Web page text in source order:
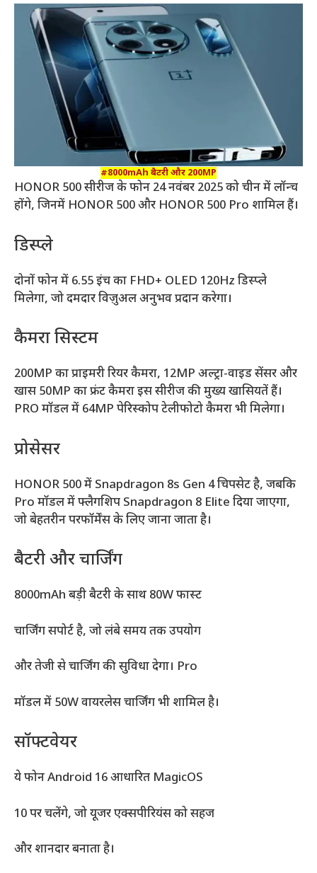
#8000mAh बैटरी और 200MP
HONOR 500 सीरीज के फोन 24 नवंबर 2025 को चीन में लॉन्च
होंगे, जिनमें HONOR 500 और HONOR 500 Pro शामिल हैं।
डिस्प्ले
दोनों फोन में 6.55 इंच का FHD+ OLED 120Hz डिस्प्ले
मिलेगा, जो दमदार विज़ुअल अनुभव प्रदान करेगा।
कैमरा सिस्टम
200MP का प्राइमरी रियर कैमरा, 12MP अल्ट्रा-वाइड सेंसर और
खास 50MP का फ्रंट कैमरा इस सीरीज की मुख्य खासियतें हैं।
PRO मॉडल में 64MP पेरिस्कोप टेलीफोटो कैमरा भी मिलेगा।
प्रोसेसर
HONOR 500 में Snapdragon 8s Gen 4 चिपसेट है, जबकि
Pro मॉडल में फ्लैगशिप Snapdragon 8 Elite दिया जाएगा,
जो बेहतरीन परफॉर्मेंस के लिए जाना जाता है।
बैटरी और चार्जिंग
8000mAh बड़ी बैटरी के साथ 80W फास्ट
चार्जिंग सपोर्ट है, जो लंबे समय तक उपयोग
और तेजी से चार्जिंग की सुविधा देगा। Pro
मॉडल में 50W वायरलेस चार्जिंग भी शामिल है।
सॉफ्टवेयर
ये फोन Android 16 आधारित MagicOS
10 पर चलेंगे, जो यूजर एक्सपीरियंस को सहज
और शानदार बनाता है।